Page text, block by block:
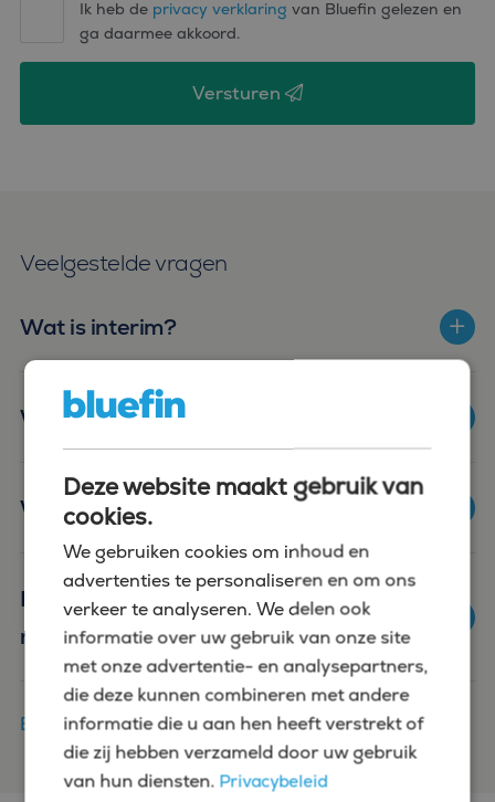
Ik heb de privacy verklaring van Bluefin gelezen en
ga daarmee akkoord.
Versturen
Veelgestelde vragen
Wat is interim?
Wat zijn interim opdrachten?
Wat houdt het traineeship in?
Hoe lang duurt de werving van mijn
nieuwe finance collega?
Bekijk alle veelgestelde vragen
Deze website maakt gebruik van
cookies.
We gebruiken cookies om inhoud en
advertenties te personaliseren en om ons
verkeer te analyseren. We delen ook
informatie over uw gebruik van onze site
met onze advertentie- en analysepartners,
die deze kunnen combineren met andere
informatie die u aan hen heeft verstrekt of
die zij hebben verzameld door uw gebruik
van hun diensten. Privacybeleid